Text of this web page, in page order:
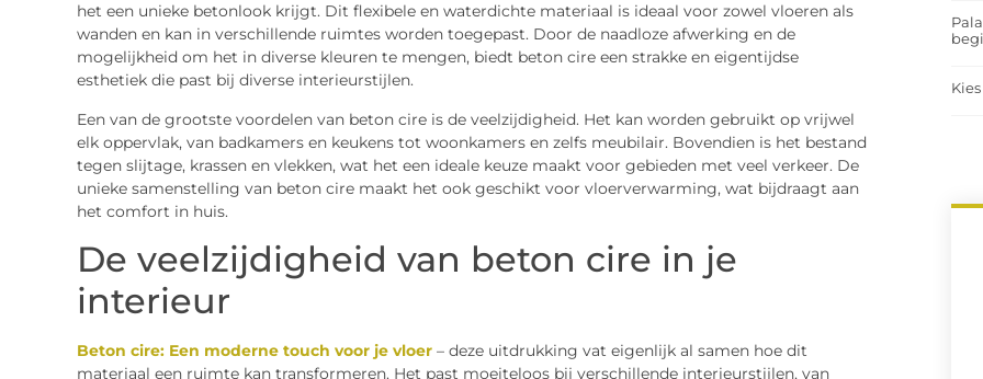
het een unieke betonlook krijgt. Dit flexibele en waterdichte materiaal is ideaal voor zowel vloeren als
wanden en kan in verschillende ruimtes worden toegepast. Door de naadloze afwerking en de
mogelijkheid om het in diverse kleuren te mengen, biedt beton cire een strakke en eigentijdse
esthetiek die past bij diverse interieurstijlen.
Een van de grootste voordelen van beton cire is de veelzijdigheid. Het kan worden gebruikt op vrijwel
elk oppervlak, van badkamers en keukens tot woonkamers en zelfs meubilair. Bovendien is het bestand
tegen slijtage, krassen en vlekken, wat het een ideale keuze maakt voor gebieden met veel verkeer. De
unieke samenstelling van beton cire maakt het ook geschikt voor vloerverwarming, wat bijdraagt aan
het comfort in huis.
De veelzijdigheid van beton cire in je
interieur
Beton cire: Een moderne touch voor je vloer– deze uitdrukking vat eigenlijk al samen hoe dit
materiaal een ruimte kan transformeren. Het past moeiteloos bij verschillende interieurstijlen, van